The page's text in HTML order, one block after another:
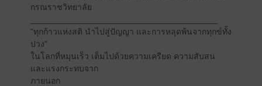
กรณราชวิทยาลัย
"ทุกก้าวแห่งสติ นำไปสู่ปัญญา และการหลุดพ้นจากทุกข์ทั้ง
ปวง"
ในโลกที่หมุนเร็ว เต็มไปด้วยความเครียด ความสับสน
และแรงกระทบจาก
ภายนอก